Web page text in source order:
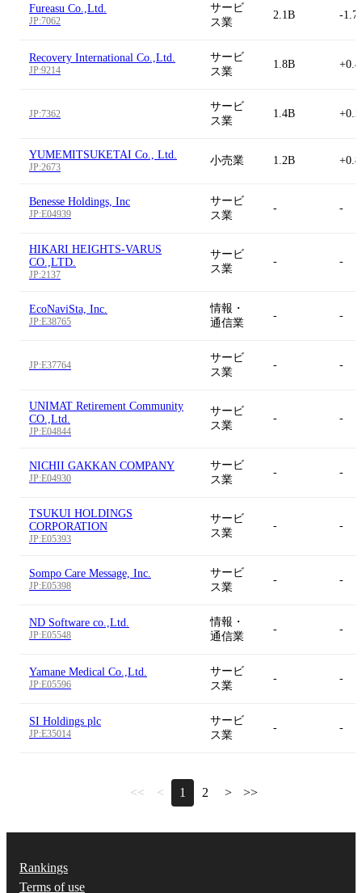
Fureasu Co.,Ltd.
JP:7062
サービ
ス業
2.1B -
Recovery International Co.,Ltd.
JP:9214
サービ
ス業
1.8B
JP:7362
サービ
ス業
1.4B
YUMEMITSUKETAI Co., Ltd.
JP:2673
小売業 1.2B
Benesse Holdings, Inc
JP:E04939
サービ
ス業
- -
HIKARI HEIGHTS-VARUS
CO.,LTD.
JP:2137
サービ
ス業
- -
EcoNaviSta, Inc.
JP:E38765
情報・
通信業
- -
JP:E37764
サービ
ス業
- -
UNIMAT Retirement Community
CO.,Ltd.
JP:E04844
サービ
ス業
- -
NICHII GAKKAN COMPANY
JP:E04930
サービ
ス業
- -
TSUKUI HOLDINGS
CORPORATION
JP:E05393
サービ
ス業
- -
Sompo Care Message, Inc.
JP:E05398
サービ
ス業
- -
ND Software co.,Ltd.
JP:E05548
情報・
通信業
- -
Yamane Medical Co.,Ltd.
JP:E05596
サービ
ス業
- -
SI Holdings plc
JP:E35014
サービ
ス業
- -
<< < 1 2 > >>
Rankings
Terms of use